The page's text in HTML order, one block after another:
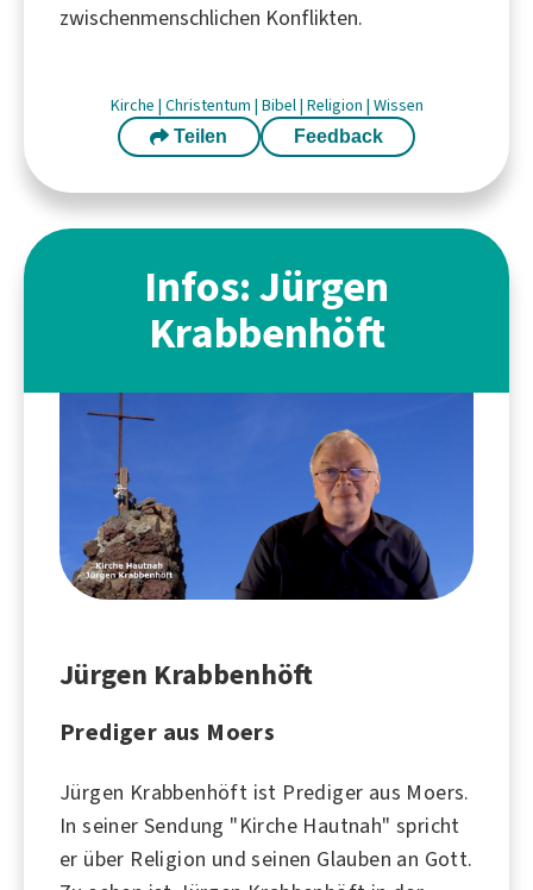
zwischenmenschlichen Konflikten.
Kirche | Christentum | Bibel| Religion | Wissen
Teilen Feedback
Infos: Jürgen
Krabbenhöft
Jürgen Krabbenhöft
Prediger aus Moers
Jürgen Krabbenhöft ist Prediger aus Moers.
In seiner Sendung "Kirche Hautnah" spricht
er über Religion und seinen Glauben an Gott.